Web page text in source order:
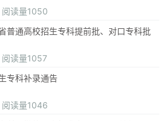
阅读量1050
普通高校招生专科提前批、对口专科批
阅读量1057
专科补录通告
阅读量1046